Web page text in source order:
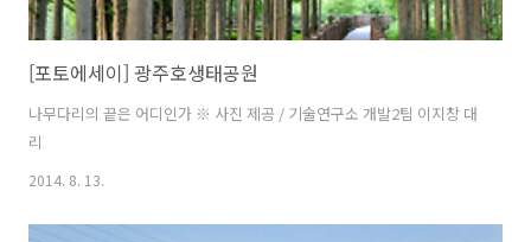
[포토에세이] 광주호생태공원
나무다리의 끝은 어디인가 ※ 사진 제공 / 기술연구소 개발2팀 이지창 대
리
2014. 8. 13.